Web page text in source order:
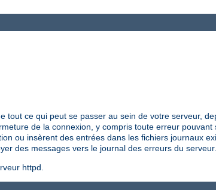
tout ce qui peut se passer au sein de votre serveur,
de la connexion, y compris toute erreur pouvant
ou insèrent des entrées dans les fichiers journaux
des messages vers le journal des erreurs du serveur.
httpd.